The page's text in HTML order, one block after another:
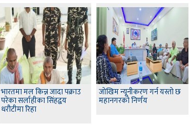
भारतमा मल किन्न जादा पक्राउ
परेका सर्लाहीका सिंहद्वय
धरौटीमा रिहा
जाेखिम न्यूनीकरण गर्न यस्ताे छ
महानगरकाे निर्णय